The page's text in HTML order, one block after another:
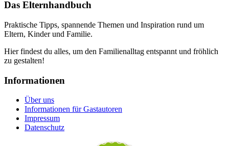
Das Elternhandbuch
Praktische Tipps, spannende Themen und Inspiration rund um
Eltern, Kinder und Familie.
Hier findest du alles, um den Familienalltag entspannt und fröhlich
zu gestalten!
Informationen
Über uns
Informationen für Gastautoren
Impressum
Datenschutz